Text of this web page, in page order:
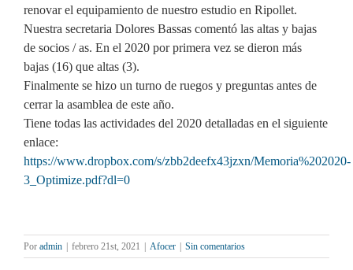
renovar el equipamiento de nuestro estudio en Ripollet.
Nuestra secretaria Dolores Bassas comentó las altas y bajas
de socios / as. En el 2020 por primera vez se dieron más
bajas (16) que altas (3).
Finalmente se hizo un turno de ruegos y preguntas antes de
cerrar la asamblea de este año.
Tiene todas las actividades del 2020 detalladas en el siguiente
enlace:
https://www.dropbox.com/s/zbb2deefx43jzxn/Memoria%202020-
3_Optimize.pdf?dl=0
Por admin febrero 21st, 2021 Afocer Sin comentarios